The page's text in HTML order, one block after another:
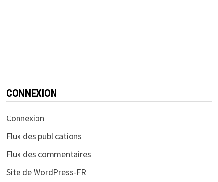
CONNEXION
Connexion
Flux des publications
Flux des commentaires
Site de WordPress-FR